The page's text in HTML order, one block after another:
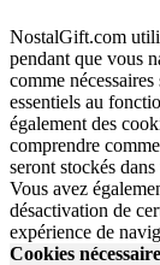
NostalGift.com
pendant que vous
comme
essentiels au
également des
comprendre
seront stockés
Vous avez
désactivation de
expérience de
Cookies